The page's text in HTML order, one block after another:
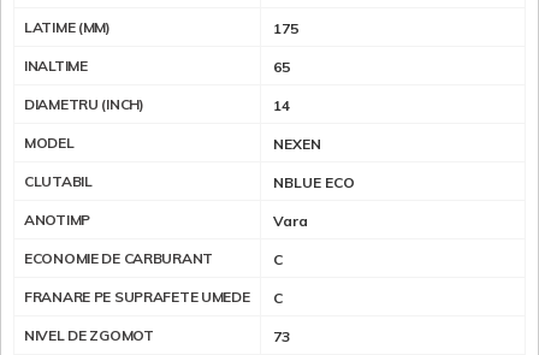
LATIME (MM) 175
INALTIME 65
DIAMETRU (INCH) 14
MODEL NEXEN
CLUTABIL NBLUE ECO
ANOTIMP Vara
ECONOMIE DE CARBURANT C
FRANARE PE SUPRAFETE UMEDE C
NIVEL DE ZGOMOT 73